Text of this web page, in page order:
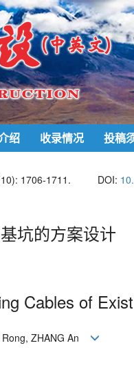
绍 收录情况 投稿
1706-1711. DOI:
坑的方案设计
Cables of
Rong, ZHANG An